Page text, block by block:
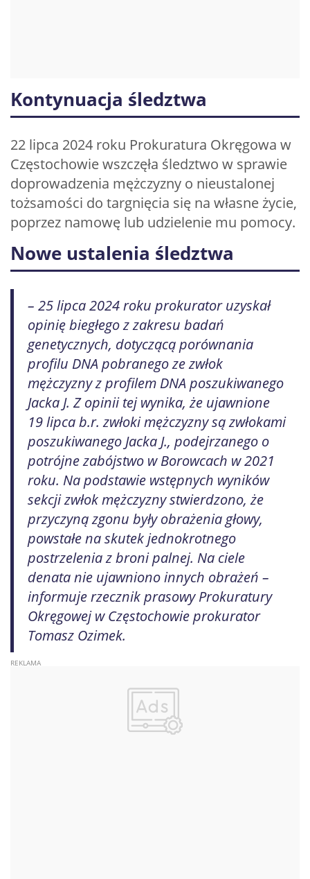
Kontynuacja śledztwa
22 lipca 2024 roku Prokuratura Okręgowa w
Częstochowie wszczęła śledztwo w sprawie
doprowadzenia mężczyzny o nieustalonej
tożsamości do targnięcia się na własne życie,
poprzez namowę lub udzielenie mu pomocy.
Nowe ustalenia śledztwa
– 25 lipca 2024 roku prokurator uzyskał
opinię biegłego z zakresu badań
genetycznych, dotyczącą porównania
profilu DNA pobranego ze zwłok
mężczyzny z profilem DNA poszukiwanego
Jacka J. Z opinii tej wynika, że ujawnione
19 lipca b.r. zwłoki mężczyzny są zwłokami
poszukiwanego Jacka J., podejrzanego o
potrójne zabójstwo w Borowcach w 2021
roku. Na podstawie wstępnych wyników
sekcji zwłok mężczyzny stwierdzono, że
przyczyną zgonu były obrażenia głowy,
powstałe na skutek jednokrotnego
postrzelenia z broni palnej. Na ciele
denata nie ujawniono innych obrażeń –
informuje rzecznik prasowy Prokuratury
Okręgowej w Częstochowie prokurator
Tomasz Ozimek.